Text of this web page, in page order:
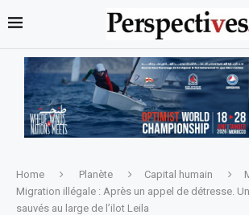
Home Planète Capital humain
Migration illégale : Après un appel de détresse.
sauvés au large de l’ilot Leila